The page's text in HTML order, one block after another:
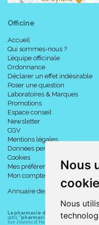
Nous
Nous
agrippantes ingénieuses.
Officine
Accueil
Qui sommes-nous ?
L’équipe officinale
Ordonnance
Déclarer un effet indésirable
Poser une question
Laboratoires & Marques
Promotions
Espace conseil
Newsletter
CGV
Mentions légales
Données personnelles
Cookies
Mes préférences Cookies
Mon compte
Annuaire des pharmacies
La pharmacie du centre à Albert
9001. "pharmacie-du-centre-albert.fr "
rue Jeanne d' Harcourt, 80300 Albert.